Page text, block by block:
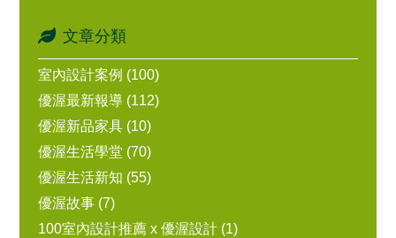
文章分類
室內設計案例 (100)
優渥最新報導 (112)
優渥新品家具 (10)
優渥生活學堂 (70)
優渥生活新知 (55)
優渥故事 (7)
100室內設計推薦 x 優渥設計 (1)